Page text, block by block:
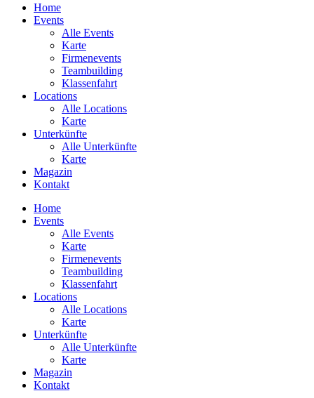
Home
Events
Alle Events
Karte
Firmenevents
Teambuilding
Klassenfahrt
Locations
Alle Locations
Karte
Unterkünfte
Alle Unterkünfte
Karte
Magazin
Kontakt
Home
Events
Alle Events
Karte
Firmenevents
Teambuilding
Klassenfahrt
Locations
Alle Locations
Karte
Unterkünfte
Alle Unterkünfte
Karte
Magazin
Kontakt